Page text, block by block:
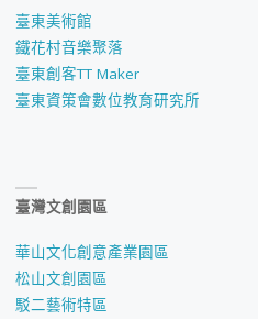
臺東美術館
鐵花村音樂聚落
臺東創客TT Maker
臺東資策會數位教育研究所
臺灣文創園區
華山文化創意產業園區
松山文創園區
駁二藝術特區